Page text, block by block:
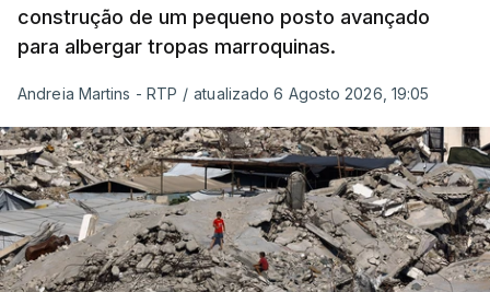
construção de um pequeno posto avançado
para albergar tropas marroquinas.
Andreia Martins - RTP / atualizado 6 Agosto 2026, 19:05